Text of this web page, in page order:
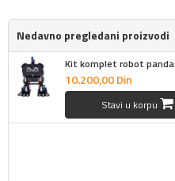
Nedavno pregledani proizvodi
Kit komplet robot panda
10.200,00Din
Stavi u korpu